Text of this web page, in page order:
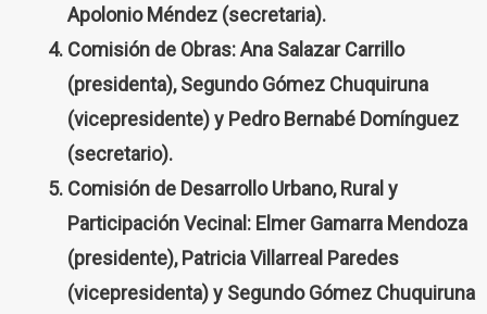
Apolonio Méndez (secretaria).
Comisión de Obras: Ana Salazar Carrillo
(presidenta), Segundo Gómez Chuquiruna
(vicepresidente) y Pedro Bernabé Domínguez
(secretario).
Comisión de Desarrollo Urbano, Rural y
Participación Vecinal: Elmer Gamarra Mendoza
(presidente), Patricia Villarreal Paredes
(vicepresidenta) y Segundo Gómez Chuquiruna